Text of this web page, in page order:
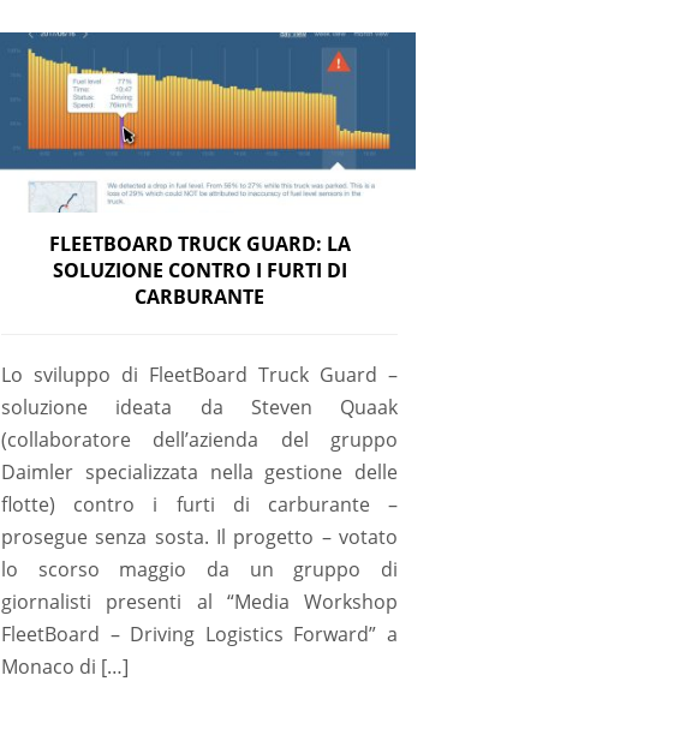
FLEETBOARD TRUCK GUARD: LA
SOLUZIONE CONTRO I FURTI DI
CARBURANTE
Lo sviluppo di FleetBoard Truck Guard –
soluzione ideata da Steven Quaak
(collaboratore dell’azienda del gruppo
Daimler specializzata nella gestione delle
flotte) contro i furti di carburante –
prosegue senza sosta. Il progetto – votato
lo scorso maggio da un gruppo di
giornalisti presenti al “Media Workshop
FleetBoard – Driving Logistics Forward” a
Monaco di […]